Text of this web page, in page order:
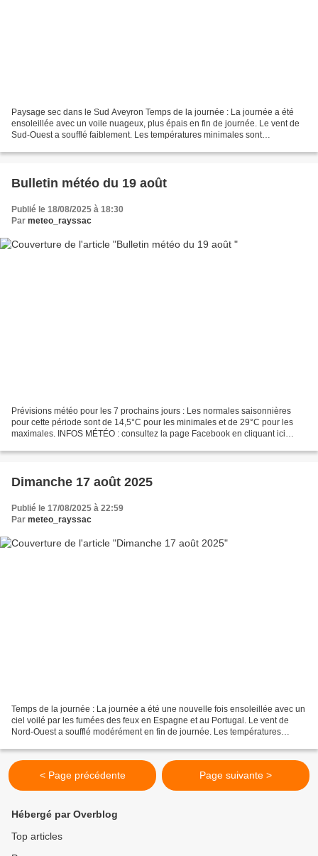
Paysage sec dans le Sud Aveyron Temps de la journée : La journée a été
ensoleillée avec un voile nuageux, plus épais en fin de journée. Le vent de
Sud-Ouest a soufflé faiblement. Les températures minimales sont
Bulletin météo du 19 août
Publié le 18/08/2025 à 18:30
Par meteo_rayssac
Prévisions météo pour les 7 prochains jours : Les normales saisonnières
pour cette période sont de 14,5°C pour les minimales et de 29°C pour les
maximales. INFOS MÉTÉO : consultez la page Facebook en cliquant ici
Dimanche 17 août 2025
Publié le 17/08/2025 à 22:59
Par meteo_rayssac
Temps de la journée : La journée a été une nouvelle fois ensoleillée avec un
ciel voilé par les fumées des feux en Espagne et au Portugal. Le vent de
Nord-Ouest a soufflé modérément en fin de journée. Les températures
< Page précédente Page suivante >
Hébergé par Overblog
Top articles